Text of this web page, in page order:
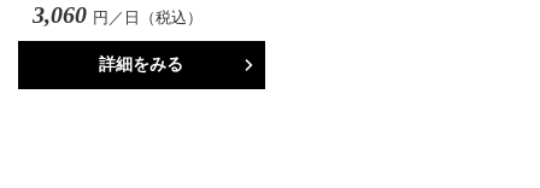
3,060 円／日（税込）
詳細をみる